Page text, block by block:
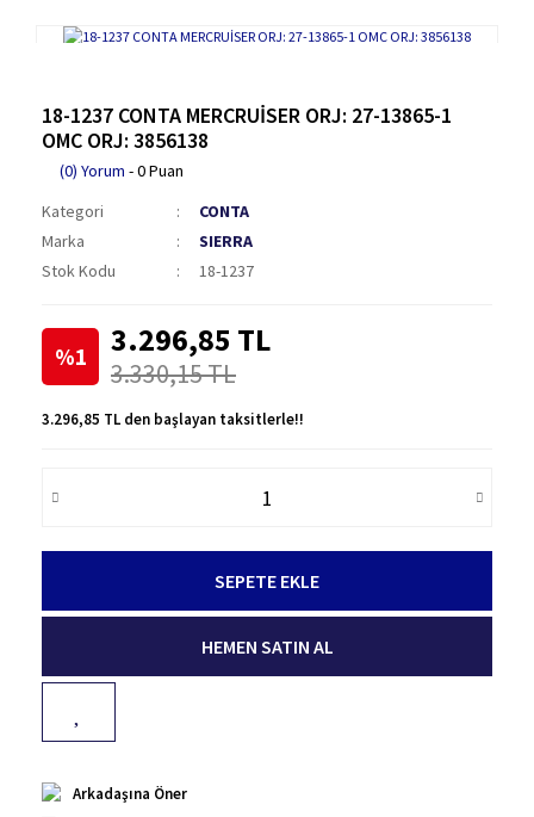
18-1237 CONTA MERCRUİSER ORJ: 27-13865-1
OMC ORJ: 3856138
(0) Yorum - 0 Puan
Kategori
CONTA
Marka
SIERRA
Stok Kodu
18-1237
%1 3.296,85 TL
3.330,15 TL
3.296,85 TL den başlayan taksitlerle!!
SEPETE EKLE
HEMEN SATIN AL
Arkadaşına Öner